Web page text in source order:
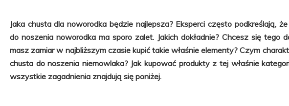
Jaka chusta dla noworodka będzie najlepsza? Eksperci często podkreślają,
do noszenia noworodka ma sporo zalet. Jakich dokładnie? Chcesz się tego
masz zamiar w najbliższym czasie kupić takie właśnie elementy? Czym
chusta do noszenia niemowlaka? Jak kupować produkty z tej właśnie
wszystkie zagadnienia znajdują się poniżej.